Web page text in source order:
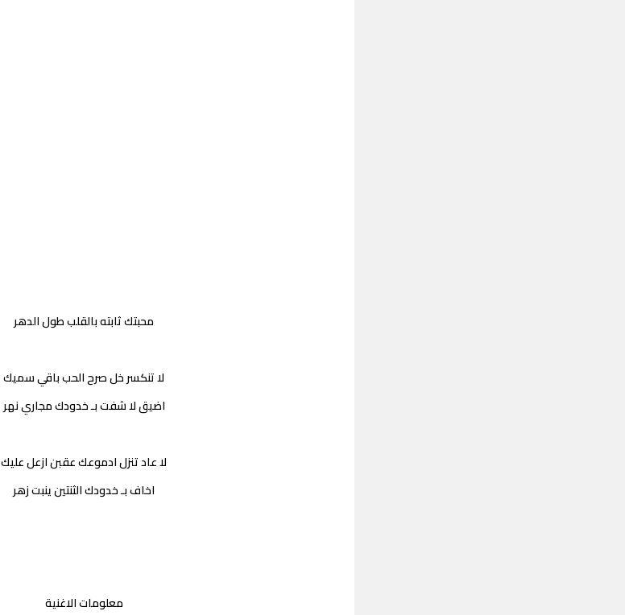
محبتك ثابته بالقلب طول الدهر
لا تنكسر خل صرح الحب باقي سميك
اضيق لا شفت بـ خدودك مجاري نهر
لا عاد تنزل ادموعك عقبن ازعل عليك
اخاف بـ خدودك الثنتين ينبت زهر
معلومات الاغنية